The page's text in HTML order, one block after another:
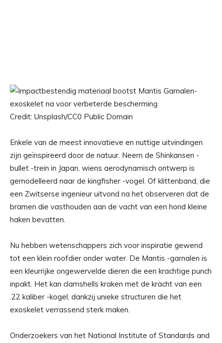
Credit: Unsplash/CC0 Public Domain
Enkele van de meest innovatieve en nuttige uitvindingen
zijn geïnspireerd door de natuur. Neem de Shinkansen -
bullet -trein in Japan, wiens aerodynamisch ontwerp is
gemodelleerd naar de kingfisher -vogel. Of klittenband, die
een Zwitserse ingenieur uitvond na het observeren dat de
bramen die vasthouden aan de vacht van een hond kleine
haken bevatten.
Nu hebben wetenschappers zich voor inspiratie gewend
tot een klein roofdier onder water. De Mantis -garnalen is
een kleurrijke ongewervelde dieren die een krachtige punch
inpakt. Het kan clamshells kraken met de kracht van een
.22 kaliber -kogel, dankzij unieke structuren die het
exoskelet verrassend sterk maken.
Onderzoekers van het National Institute of Standards and